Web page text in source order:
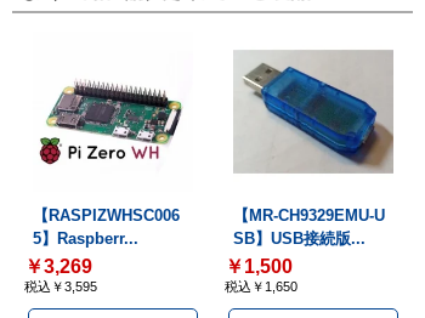
【RASPIZWHSC006
5】Raspberr...
￥3,269
税込￥3,595
【MR-CH9329EMU-U
SB】USB接続版...
￥1,500
税込￥1,650